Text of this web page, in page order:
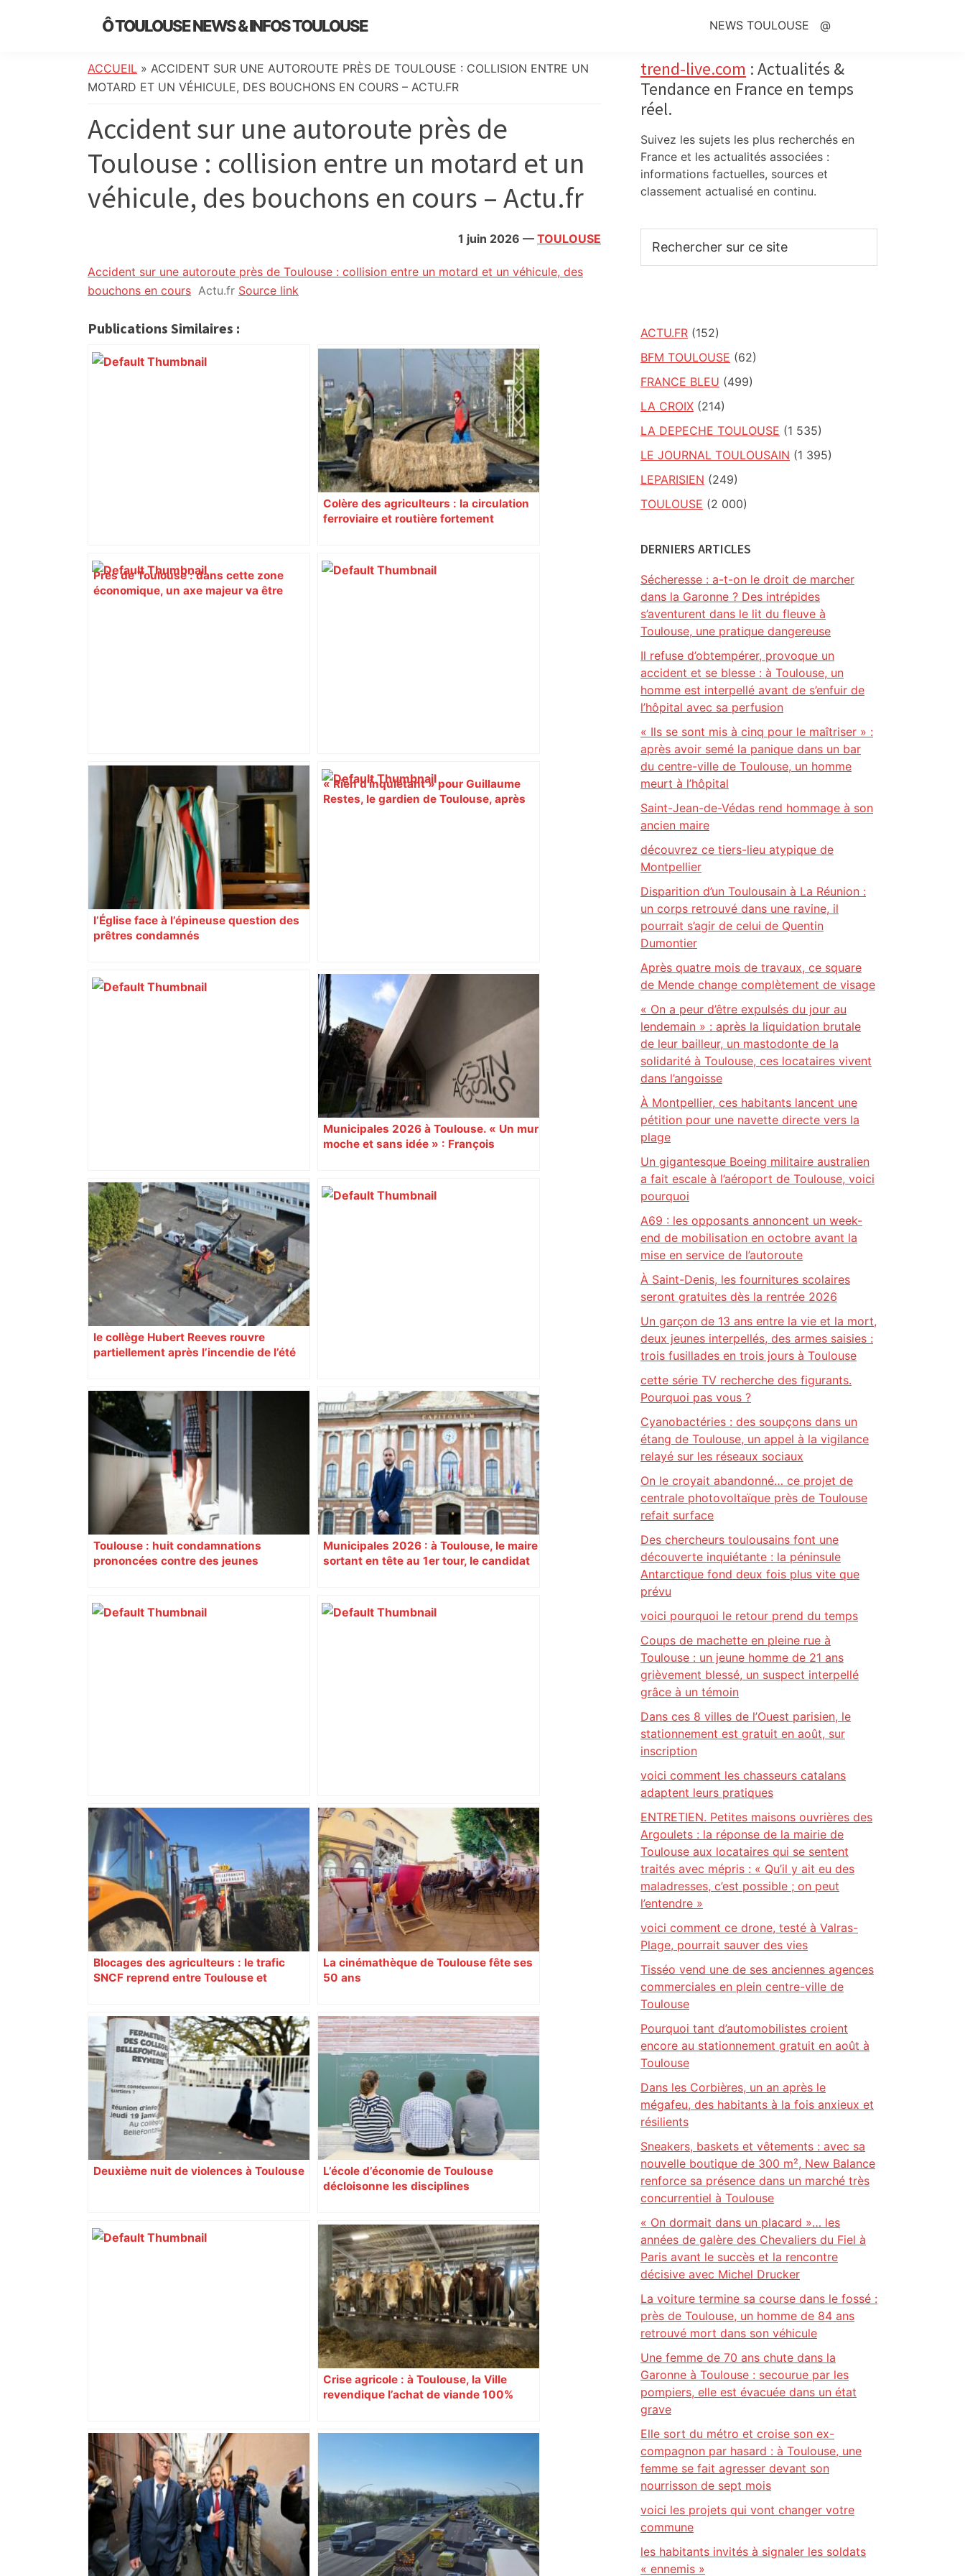
Ô TOULOUSE NEWS & INFOS TOULOUSE
de
l’actualité
info
locale,
société,
culture,
politique,
divers
et
citoyennes
NEWS TOULOUSE @
ACCUEIL » ACCIDENT SUR UNE AUTOROUTE PRÈS DE TOULOUSE : COLLISION ENTRE UN
MOTARD ET UN VÉHICULE, DES BOUCHONS EN COURS – ACTU.FR
Accident sur une autoroute près de
Toulouse : collision entre un motard et un
véhicule, des bouchons en cours – Actu.fr
1 juin 2026 — TOULOUSE
Accident sur une autoroute près de Toulouse : collision entre un motard et un véhicule, des
bouchons en cours Actu.fr Source link
Publications Similaires :
Près de Toulouse : dans cette zone
économique, un axe majeur va être
Colère des agriculteurs : la circulation
ferroviaire et routière fortement
Alliance PS/LFI à Toulouse : Marc
Sztulman claque la porte – RMC
« Rien d'inquiétant » pour Guillaume
Restes, le gardien de Toulouse, après
l’Église face à l’épineuse question des
prêtres condamnés
Bilan du marché du logement neuf :
une lueur d'espoir pour l'immobilier à
Toulouse ? – Actu.fr
Après la fusion avec la liste PS
Toulouse, le candidat LFI salue "une
dynamique qui nous oblige à la
responsabilité" – Franceinfo
Municipales 2026 à Toulouse. « Un mur
moche et sans idée » : François
Augustins
le collège Hubert Reeves rouvre
partiellement après l’incendie de l’été
"C’est l’une des plus fortes
fréquentations du circuit" : Toulouse
est-elle la capitale du poker amateur –
ladepeche.fr
Toulouse : huit condamnations
prononcées contre des jeunes
Municipales 2026 : à Toulouse, le maire
sortant en tête au 1er tour, le candidat
"C'est la reprise des bouchons et c'est
horrible", plus de 17 km de
ralentissements autour de Toulouse ce
jeudi matin, on vous donne les
secteurs à éviter – ladepeche.fr
ENTRETIEN. Municipales 2026 à
Toulouse : sous le feu des critiques,
Briançon assume son alliance avec
Piquemal, "ce n’est pas un accord de
postes" – ladepeche.fr
Blocages des agriculteurs : le trafic
SNCF reprend entre Toulouse et
La cinémathèque de Toulouse fête ses
50 ans
Deuxième nuit de violences à Toulouse
L’école d’économie de Toulouse
décloisonne les disciplines
régulièrement autour d’un projet
commun. Leur but : comprendre les
comportements de l’homme
contemporain.
Météo : comment les satellites
européens révolutionnent notre lecture
du ciel, une conférence à ne pas
manquer à Toulouse pour tout
comprendre – ladepeche.fr
Crise agricole : à Toulouse, la Ville
revendique l’achat de viande 100%
Primary
Sidebar
trend-live.com : Actualités &
Tendance en France en temps
réel.
Suivez les sujets les plus recherchés en
France et les actualités associées :
informations factuelles, sources et
classement actualisé en continu.
sur
ACTU.FR (152)
BFM TOULOUSE (62)
FRANCE BLEU (499)
LA CROIX (214)
LA DEPECHE TOULOUSE (1 535)
LE JOURNAL TOULOUSAIN (1 395)
LEPARISIEN (249)
TOULOUSE (2 000)
DERNIERS ARTICLES
Sécheresse : a-t-on le droit de marcher
dans la Garonne ? Des intrépides
s’aventurent dans le lit du fleuve à
Toulouse, une pratique dangereuse
Il refuse d’obtempérer, provoque un
accident et se blesse : à Toulouse, un
homme est interpellé avant de s’enfuir de
l’hôpital avec sa perfusion
« Ils se sont mis à cinq pour le maîtriser » :
après avoir semé la panique dans un bar
du centre-ville de Toulouse, un homme
meurt à l’hôpital
Saint-Jean-de-Védas rend hommage à son
ancien maire
découvrez ce tiers-lieu atypique de
Montpellier
Disparition d’un Toulousain à La Réunion :
un corps retrouvé dans une ravine, il
pourrait s’agir de celui de Quentin
Dumontier
Après quatre mois de travaux, ce square
de Mende change complètement de visage
« On a peur d’être expulsés du jour au
lendemain » : après la liquidation brutale
de leur bailleur, un mastodonte de la
solidarité à Toulouse, ces locataires vivent
dans l’angoisse
À Montpellier, ces habitants lancent une
pétition pour une navette directe vers la
plage
Un gigantesque Boeing militaire australien
a fait escale à l’aéroport de Toulouse, voici
pourquoi
A69 : les opposants annoncent un week-
end de mobilisation en octobre avant la
mise en service de l’autoroute
À Saint-Denis, les fournitures scolaires
seront gratuites dès la rentrée 2026
Un garçon de 13 ans entre la vie et la mort,
deux jeunes interpellés, des armes saisies :
trois fusillades en trois jours à Toulouse
cette série TV recherche des figurants.
Pourquoi pas vous ?
Cyanobactéries : des soupçons dans un
étang de Toulouse, un appel à la vigilance
relayé sur les réseaux sociaux
On le croyait abandonné… ce projet de
centrale photovoltaïque près de Toulouse
refait surface
Des chercheurs toulousains font une
découverte inquiétante : la péninsule
Antarctique fond deux fois plus vite que
prévu
voici pourquoi le retour prend du temps
Coups de machette en pleine rue à
Toulouse : un jeune homme de 21 ans
grièvement blessé, un suspect interpellé
grâce à un témoin
Dans ces 8 villes de l’Ouest parisien, le
stationnement est gratuit en août, sur
inscription
voici comment les chasseurs catalans
adaptent leurs pratiques
ENTRETIEN. Petites maisons ouvrières des
Argoulets : la réponse de la mairie de
Toulouse aux locataires qui se sentent
traités avec mépris : « Qu’il y ait eu des
maladresses, c’est possible ; on peut
l’entendre »
voici comment ce drone, testé à Valras-
Plage, pourrait sauver des vies
Tisséo vend une de ses anciennes agences
commerciales en plein centre-ville de
Toulouse
Pourquoi tant d’automobilistes croient
encore au stationnement gratuit en août à
Toulouse
Dans les Corbières, un an après le
mégafeu, des habitants à la fois anxieux et
résilients
Sneakers, baskets et vêtements : avec sa
nouvelle boutique de 300 m², New Balance
renforce sa présence dans un marché très
concurrentiel à Toulouse
« On dormait dans un placard »… les
années de galère des Chevaliers du Fiel à
Paris avant le succès et la rencontre
décisive avec Michel Drucker
La voiture termine sa course dans le fossé :
près de Toulouse, un homme de 84 ans
retrouvé mort dans son véhicule
Une femme de 70 ans chute dans la
Garonne à Toulouse : secourue par les
pompiers, elle est évacuée dans un état
grave
Elle sort du métro et croise son ex-
compagnon par hasard : à Toulouse, une
femme se fait agresser devant son
nourrisson de sept mois
voici les projets qui vont changer votre
commune
les habitants invités à signaler les soldats
« ennemis »